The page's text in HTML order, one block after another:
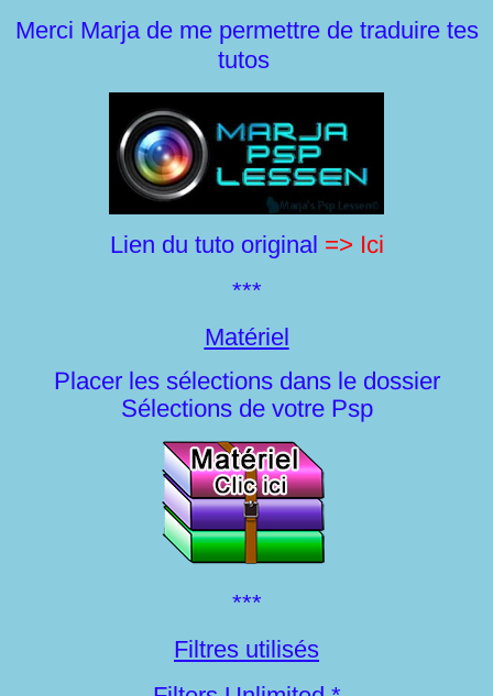
Merci Marja de me permettre de traduire tes
tutos
Lien du tuto original => Ici
***
Matériel
Placer les sélections dans le dossier
Sélections de votre Psp
***
Filtres utilisés